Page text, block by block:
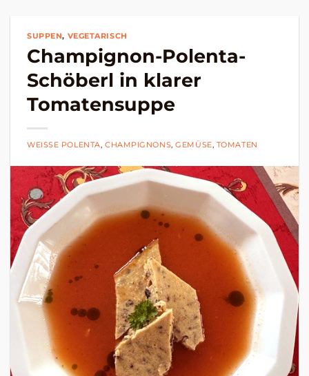
SUPPEN, VEGETARISCH
Champignon-Polenta-
Schöberl in klarer
Tomatensuppe
WEISSE POLENTA CHAMPIGNONS ,GEMÜSE TOMATEN